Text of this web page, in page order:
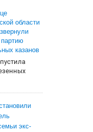
области
казанов
экс-